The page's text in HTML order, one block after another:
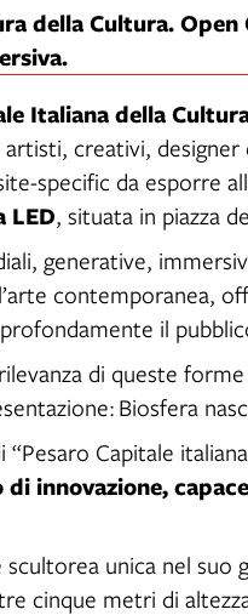
della Cultura. Open
Italiana della
creativi,
specific da esporre
LED, situata in piazza
generative,
contemporanea,
il
di queste
Biosfera
Capitale
innovazione,
scultorea unica nel
cinque metri di